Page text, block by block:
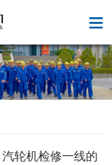
轮机检修一线的